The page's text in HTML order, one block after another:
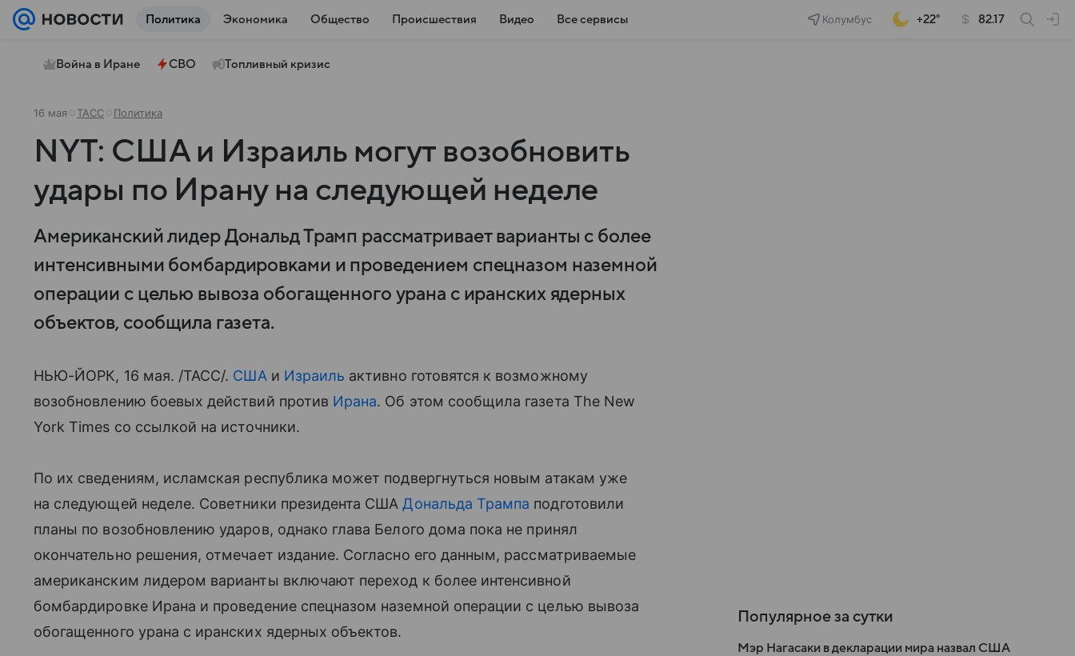
Политика Экономика Общество Происшествия Видео Все сервисы Колумбус +22° 82.17
Война в Иране СВО Топливный кризис
16 мая ТАСС Политика
NYT: США и Израиль могут возобновить
удары по Ирану на следующей неделе
Американский лидер Дональд Трамп рассматривает варианты с более
интенсивными бомбардировками и проведением спецназом наземной
операции с целью вывоза обогащенного урана с иранских ядерных
объектов, сообщила газета.
НЬЮ-ЙОРК, 16 мая. /ТАСС/. США и Израиль активно готовятся к возможному
возобновлению боевых действий против Ирана. Об этом сообщила газета The New
York Times со ссылкой на источники.
По их сведениям, исламская республика может подвергнуться новым атакам уже
на следующей неделе. Советники президента СШАДональда Трампа подготовили
планы по возобновлению ударов, однако глава Белого дома пока не принял
окончательно решения, отмечает издание. Согласно его данным, рассматриваемые
американским лидером варианты включают переход к более интенсивной
бомбардировке Ирана и проведение спецназом наземной операции с целью вывоза
обогащенного урана с иранских ядерных объектов.
Популярное за сутки
Мэр Нагасаки в декларации мира назвал США